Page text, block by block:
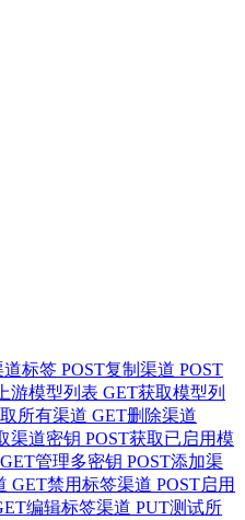
道标签 POST复制渠道 POST
游模型列表 GET获取模型列
所有渠道 GET删除渠道
渠道密钥 POST获取已启用模
GET管理多密钥 POST添加渠
GET禁用标签渠道 POST启用
编辑标签渠道 PUT测试所